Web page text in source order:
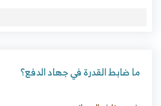
ما ضابط القدرة في جهاد الدفع؟